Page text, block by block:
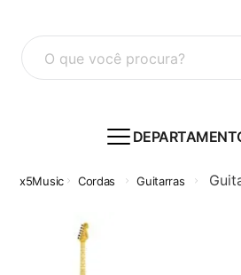
O que você procura?
Cordas Guitarras